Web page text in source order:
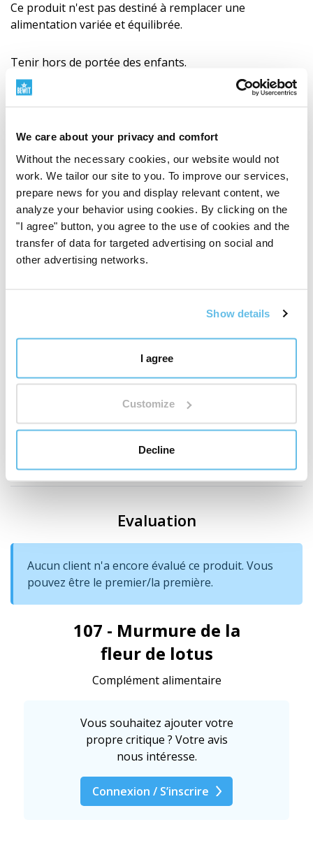
We care about your privacy and comfort
Without the necessary cookies, our website would not
work. We tailor our site to you. To improve our services,
prepare news for you and display relevant content, we
analyze your behavior using cookies. By clicking on the
"I agree" button, you agree to the use of cookies and the
transfer of data for targeted advertising on social and
other advertising networks.
Show details
I agree
Customize
Decline
Ce produit n'est pas destiné à remplacer une
alimentation variée et équilibrée.
Tenir hors de portée des enfants.
Ne convient pas aux enfants de moins de 3 ans, aux
Conserver au sec, à l'abri de la chaleur et de la lumière
directe du soleil.
Consultez toujours un thérapeute MTC certifié avant
utilisation.
Ingrédients
Mu xiang(Saussurea costus radix– racine de
Pays d'origine
Evaluation
Aucun client n'a encore évalué ce produit. Vous
pouvez être le premier/la première.
107 - Murmure de la
fleur de lotus
Complément alimentaire
Vous souhaitez ajouter votre
propre critique ? Votre avis
nous intéresse.
Connexion / S’inscrire